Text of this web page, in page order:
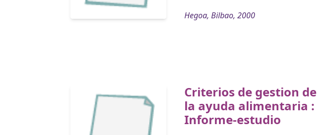
Hegoa, Bilbao, 2000
Criterios de gestion de
la ayuda alimentaria :
Informe-estudio